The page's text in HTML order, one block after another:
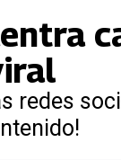
redes